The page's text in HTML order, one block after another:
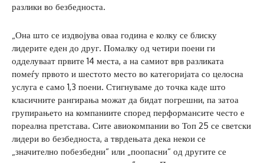
разлики во безбедноста.
„Она што се издвојува оваа година е колку се блиску
лидерите еден до друг. Помалку од четири поени ги
одделуваат првите 14 места, а на самиот врв разликата
помеѓу првото и шестото место во категоријата со целосна
услуга е само 1,3 поени. Стигнуваме до точка каде што
класичните рангирања можат да бидат погрешни, па затоа
групирањето на компаниите според перформансите често е
пореална претстава. Сите авиокомпании во Топ 25 се светски
лидери во безбедноста, а тврдењата дека некои се
„значително побезбедни“ или „поопасни“ од другите се